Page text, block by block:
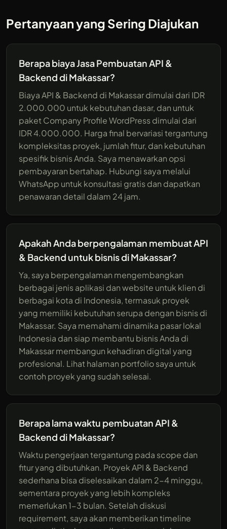
Pertanyaan yang Sering Diajukan
Berapa biaya Jasa Pembuatan API &
Backend di Makassar?
Biaya API & Backend di Makassar dimulai dari IDR
2.000.000 untuk kebutuhan dasar, dan untuk
paket Company Profile WordPress dimulai dari
IDR 4.000.000. Harga final bervariasi tergantung
kompleksitas proyek, jumlah fitur, dan kebutuhan
spesifik bisnis Anda. Saya menawarkan opsi
pembayaran bertahap. Hubungi saya melalui
WhatsApp untuk konsultasi gratis dan dapatkan
penawaran detail dalam 24 jam.
Apakah Anda berpengalaman membuat API
& Backend untuk bisnis di Makassar?
Ya, saya berpengalaman mengembangkan
berbagai jenis aplikasi dan website untuk klien di
berbagai kota di Indonesia, termasuk proyek
yang memiliki kebutuhan serupa dengan bisnis di
Makassar. Saya memahami dinamika pasar lokal
Indonesia dan siap membantu bisnis Anda di
Makassar membangun kehadiran digital yang
profesional. Lihat halaman portfolio saya untuk
contoh proyek yang sudah selesai.
Berapa lama waktu pembuatan API &
Backend di Makassar?
Waktu pengerjaan tergantung pada scope dan
fitur yang dibutuhkan. Proyek API & Backend
sederhana bisa diselesaikan dalam 2-4 minggu,
sementara proyek yang lebih kompleks
memerlukan 1-3 bulan. Setelah diskusi
requirement, saya akan memberikan timeline